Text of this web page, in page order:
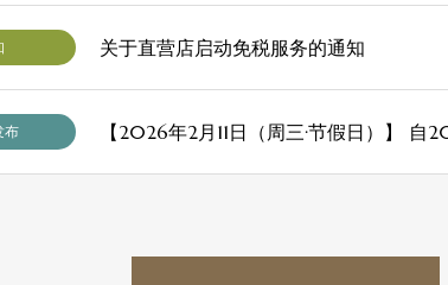
关于直营店启动免税服务的通知
布